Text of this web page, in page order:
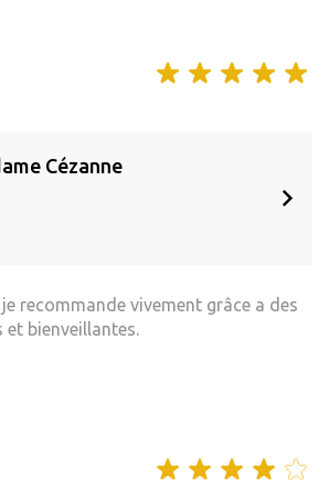
Cézanne
recommande vivement grâce a des
et bienveillantes.